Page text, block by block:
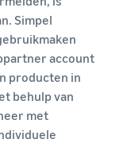
Simpel
account
producten in
behulp van
met